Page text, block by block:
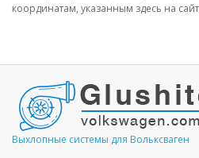
координатам, указанным здесь на
Выхлопные системы для Вольксваген